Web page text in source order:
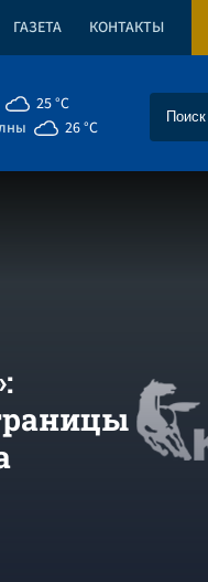
ГАЗЕТА КОНТАКТЫ
25 °C
26 °C